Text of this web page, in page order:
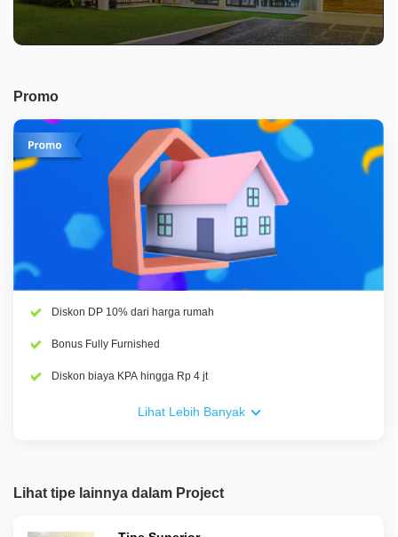
Promo
Diskon DP 10% dari harga rumah
Bonus Fully Furnished
Diskon biaya KPA hingga Rp 4 jt
Bebas biaya BPHTBLihat Lebih Banyak
Lihat tipe lainnya dalam Project